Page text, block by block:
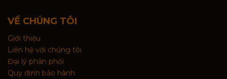
VỀ CHÚNG TÔI
Giới thiệu
Liên hệ với chúng tôi
Đại lý phân phối
Quy định bảo hành